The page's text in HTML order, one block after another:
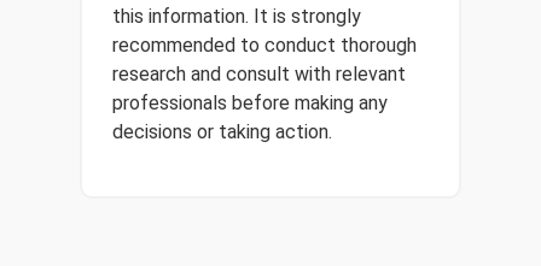
this information. It is strongly
recommended to conduct thorough
research and consult with relevant
professionals before making any
decisions or taking action.